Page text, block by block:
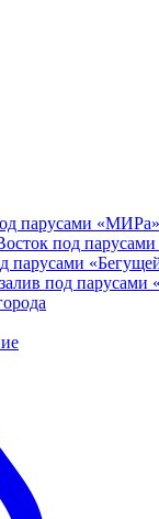
парусами «МИРа»
под
парусами
под парусами